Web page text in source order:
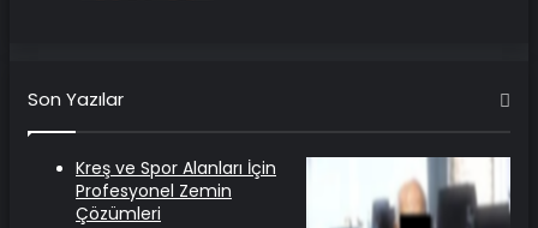
Son Yazılar
Kreş ve Spor Alanları İçin
Profesyonel Zemin
Çözümleri